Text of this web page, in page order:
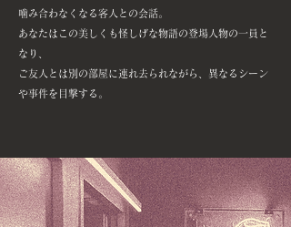
噛み合わなくなる客人との会話。
あなたはこの美しくも怪しげな物語の登場人物の一員と
なり、
ご友人とは別の部屋に連れ去られながら、異なるシーン
や事件を目撃する。